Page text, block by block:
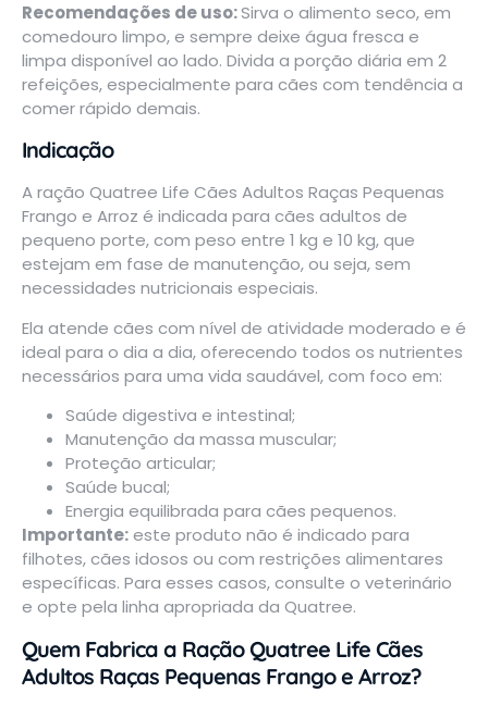
Recomendações de uso:Sirva o alimento seco, em
comedouro limpo, e sempre deixe água fresca e
limpa disponível ao lado. Divida a porção diária em 2
refeições, especialmente para cães com tendência a
comer rápido demais.
Indicação
A ração Quatree Life Cães Adultos Raças Pequenas
Frango e Arroz é indicada para cães adultos de
pequeno porte, com peso entre 1 kg e 10 kg, que
estejam em fase de manutenção, ou seja, sem
necessidades nutricionais especiais.
Ela atende cães com nível de atividade moderado e é
ideal para o dia a dia, oferecendo todos os nutrientes
necessários para uma vida saudável, com foco em:
Saúde digestiva e intestinal;
Manutenção da massa muscular;
Proteção articular;
Saúde bucal;
Energia equilibrada para cães pequenos.
Importante:este produto não é indicado para
filhotes, cães idosos ou com restrições alimentares
específicas. Para esses casos, consulte o veterinário
e opte pela linha apropriada da Quatree.
Quem Fabrica a Ração Quatree Life Cães
Adultos Raças Pequenas Frango e Arroz?